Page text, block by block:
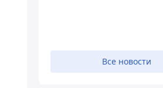
Все новости